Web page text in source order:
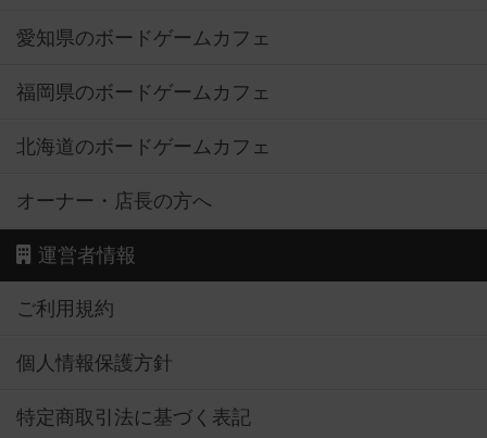
愛知県のボードゲームカフェ
福岡県のボードゲームカフェ
北海道のボードゲームカフェ
オーナー・店長の方へ
運営者情報
ご利用規約
個人情報保護方針
特定商取引法に基づく表記